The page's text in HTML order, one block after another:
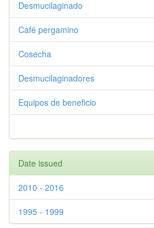
Desmucilaginado
Café pergamino
Cosecha
Desmucilaginadores
Equipos de beneficio
Date issued
2010 - 2016
1995 - 1999